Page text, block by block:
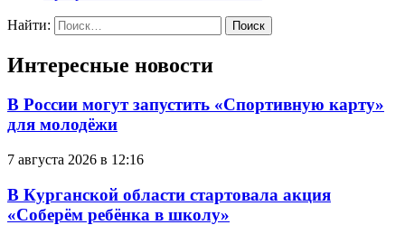
Найти:
Интересные новости
В России могут запустить «Спортивную карту»
для молодёжи
7 августа 2026 в 12:16
В Курганской области стартовала акция
«Соберём ребёнка в школу»